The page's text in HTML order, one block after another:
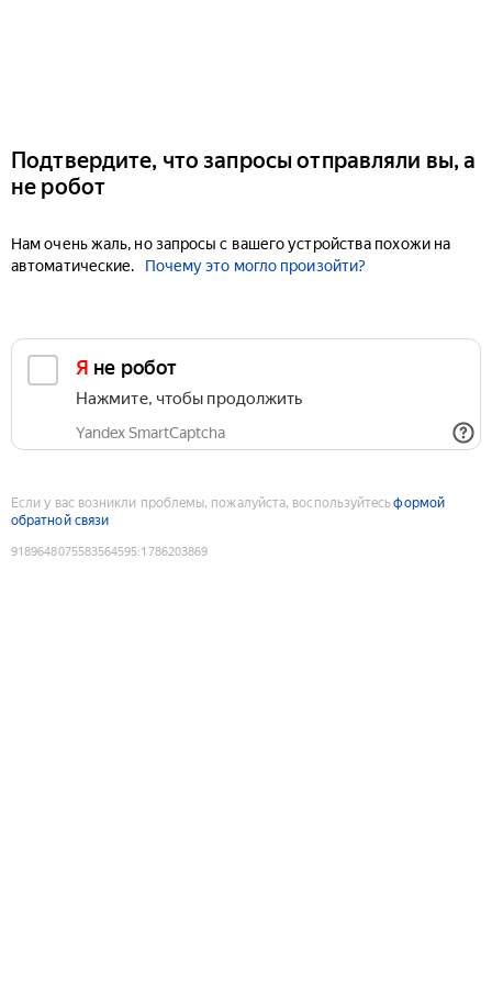
Подтвердите, что запросы отправляли вы, а
не робот
Нам очень жаль, но запросы с вашего устройства похожи на
автоматические.
Почему это могло произойти?
Я не робот
Нажмите, чтобы продолжить
Yandex SmartCaptcha
Если у вас возникли проблемы, пожалуйста, воспользуйтесьформой
обратной связи
9189648075583564595:1786203869